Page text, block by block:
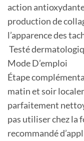
action
production de
l’apparence des
Testé
Mode D’emploi
Étape
matin et soir
parfaitement
pas utiliser chez la
recommandé